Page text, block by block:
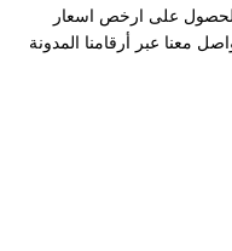
الحصول على ارخص اسعار
معنا عبر أرقامنا المدونة